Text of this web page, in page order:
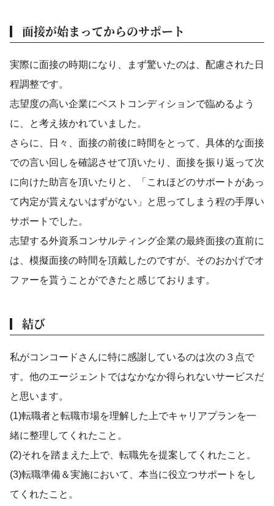
面接が始まってからのサポート
実際に面接の時期になり、まず驚いたのは、配慮された日
程調整です。
志望度の高い企業にベストコンディションで臨めるよう
に、と考え抜かれていました。
さらに、日々、面接の前後に時間をとって、具体的な面接
での言い回しを確認させて頂いたり、面接を振り返って次
に向けた助言を頂いたりと、「これほどのサポートがあっ
て内定が貰えないはずがない」と思ってしまう程の手厚い
サポートでした。
志望する外資系コンサルティング企業の最終面接の直前に
は、模擬面接の時間を頂戴したのですが、そのおかげでオ
ファーを貰うことができたと感じております。
結び
私がコンコードさんに特に感謝しているのは次の３点で
す。他のエージェントではなかなか得られないサービスだ
と思います。
(1)転職者と転職市場を理解した上でキャリアプランを一
緒に整理してくれたこと。
(2)それを踏まえた上で、転職先を提案してくれたこと。
(3)転職準備＆実施において、本当に役立つサポートをし
てくれたこと。